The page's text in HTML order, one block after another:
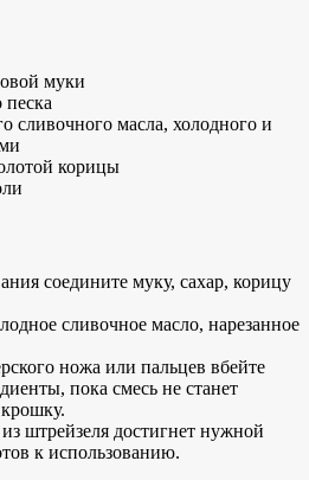
муки
песка
сливочного масла, холодного и
корицы
соедините муку, сахар, корицу
сливочное масло, нарезанное
ножа или пальцев вбейте
пока смесь не станет
штрейзеля достигнет нужной
к использованию.